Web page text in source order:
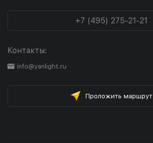
+7 (495) 275-21-21
Контакты:
info@yanlight.ru
Проложить маршрут